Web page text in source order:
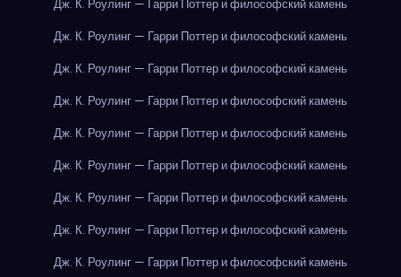
Дж. К. Роулинг — Гарри Поттер и философский камень
Дж. К. Роулинг — Гарри Поттер и философский камень
Дж. К. Роулинг — Гарри Поттер и философский камень
Дж. К. Роулинг — Гарри Поттер и философский камень
Дж. К. Роулинг — Гарри Поттер и философский камень
Дж. К. Роулинг — Гарри Поттер и философский камень
Дж. К. Роулинг — Гарри Поттер и философский камень
Дж. К. Роулинг — Гарри Поттер и философский камень
Дж. К. Роулинг — Гарри Поттер и философский камень